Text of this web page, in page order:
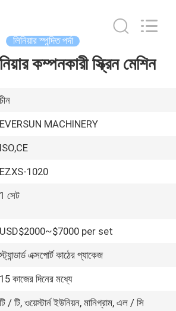
লিনিয়ার স্পন্দিত পর্দা
কম্পনকারী স্ক্রিন মেশিন
চীন
EVERSUN MACHINERY
ISO,CE
EZXS-1020
1 সেট
USD$2000~$7000 per set
স্ট্যান্ডার্ড এক্সপোর্ট কাঠের প্যাকেজ
15 কাজের দিনের মধ্যে
টি / টি, ওয়েস্টার্ন ইউনিয়ন, মানিগ্রাম, এল / সি